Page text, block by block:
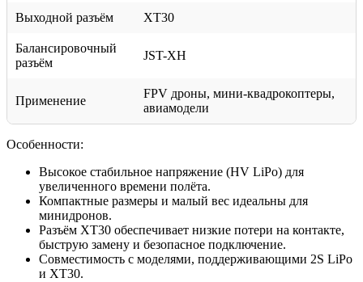
Выходной разъём XT30
Балансировочный
разъём
JST-XH
Применение
FPV дроны, мини-квадрокоптеры,
авиамодели
Особенности:
Высокое стабильное напряжение (HV LiPo) для
увеличенного времени полёта.
Компактные размеры и малый вес идеальны для
минидронов.
Разъём XT30 обеспечивает низкие потери на контакте,
быструю замену и безопасное подключение.
Совместимость с моделями, поддерживающими 2S LiPo
и XT30.